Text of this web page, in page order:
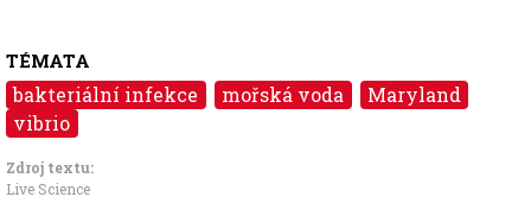
TÉMATA
bakteriální infekce mořská voda
Maryland
vibrio
Zdroj textu:
Live Science